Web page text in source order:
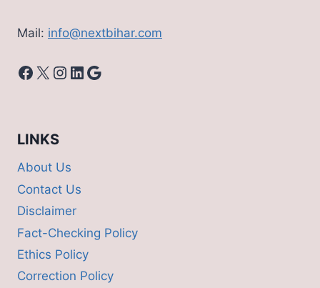
Mail: info@nextbihar.com
Facebook
X Instagram
LinkedIn
Google
LINKS
About Us
Contact Us
Disclaimer
Fact-Checking Policy
Ethics Policy
Correction Policy